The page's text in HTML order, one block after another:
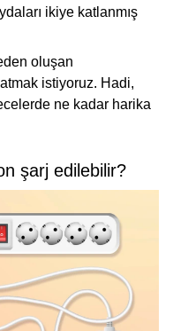
ikiye katlanmış
oluşan
istiyoruz. Hadi,
ne kadar harika
şarj edilebilir?